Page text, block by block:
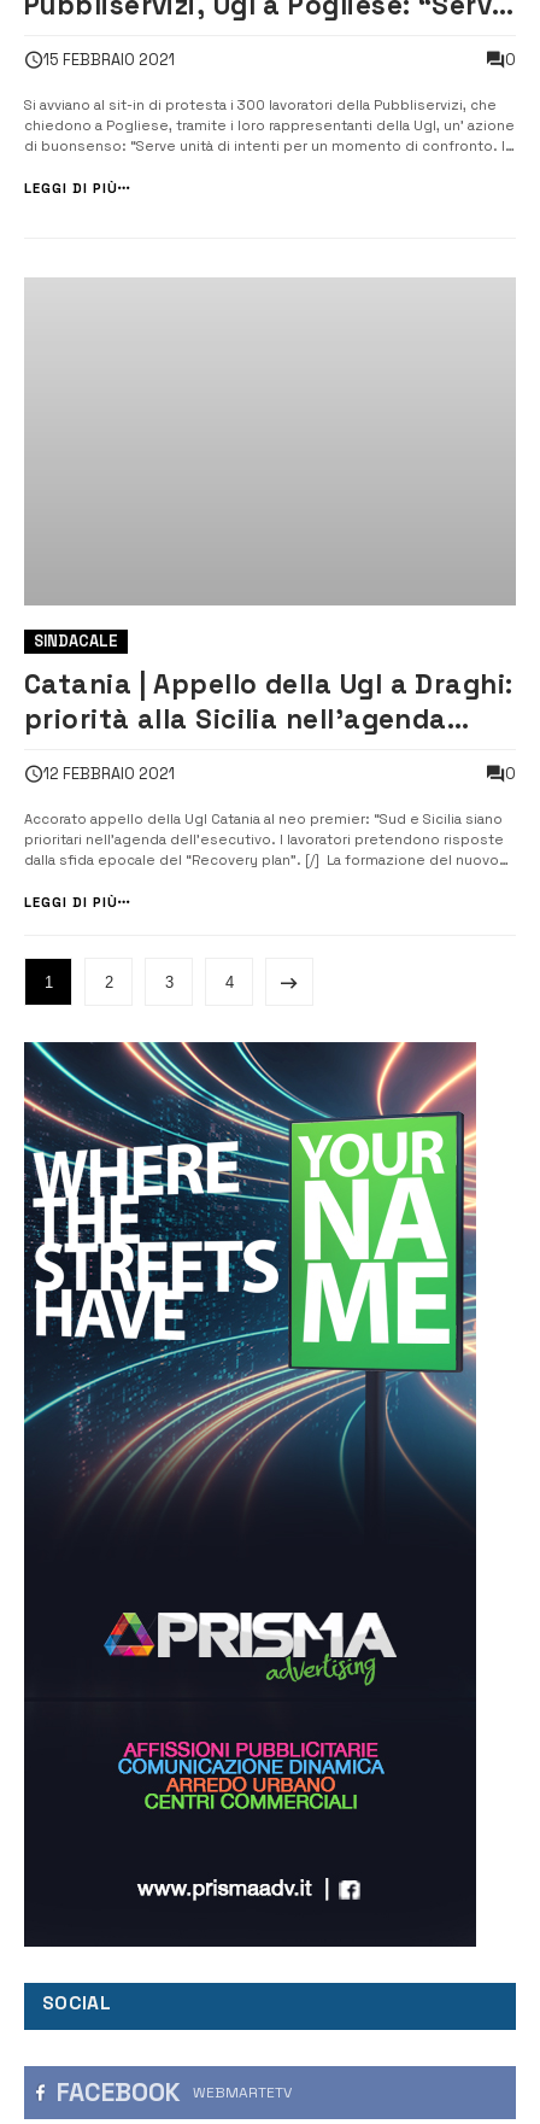
15 FEBBRAIO 2021 0
Si avviano al sit-in di protesta i 300 lavoratori della Pubbliservizi, che
chiedono a Pogliese, tramite i loro rappresentanti della Ugl, un’ azione
di buonsenso: “Serve unità di intenti per un momento di confronto. I
quella che è appena iniziata, per il futuro della Pubbliserviz...
LEGGI DI PIÙ
SINDACALE
Catania | Appello della Ugl a Draghi:
priorità alla Sicilia nell’agenda
12 FEBBRAIO 2021 0
Accorato appello della Ugl Catania al neo premier: “Sud e Sicilia siano
prioritari nell’agenda dell’esecutivo. I lavoratori pretendono risposte
dalla sfida epocale del “Recovery plan”. [/] La formazione del nuovo
attenzione anche dalla Ugl di Catania che, attraverso il segretario t...
LEGGI DI PIÙ
1 2 3 4
SOCIAL
FACEBOOK WEBMARTETV